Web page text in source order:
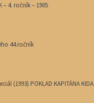
– 4. ročník – 1905
44.ročník
(1993) POKLAD KAPITÁNA KIDA